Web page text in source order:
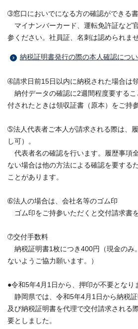
➂窓口においでになる方の確認ができる
マイナンバーカード、運転免許証など
参ください。社員証、名刺は認められませ
納税証明書発行の際の本人確認につ
➃請求日前15日以内に納税された場合は
納付データの確認に2週間程度要するこ
付されたときは領収証書（原本）をご持
➄法人代表者ご本人が請求される際は、
し可）。
代表者名の確認を行います。履歴事項
ない場合は他の方法による確認を要する
ことがあります。
➅法人の場合は、会社名等のゴム印
ゴム印をご持参いただくと交付請求書
➆交付手数料
納税証明書1枚につき400円（現金のみ
ないようご協力願います。）
●令和5年4月1日から、押印が不要となり
静岡県では、令和5年4月1日から納税
及び納税証明書を代理で交付請求される
要としました。